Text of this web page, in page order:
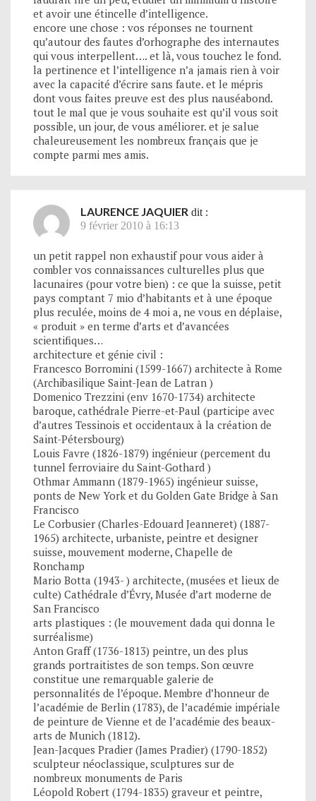
et avoir une étincelle d’intelligence.
encore une chose : vos réponses ne tournent
qu’autour des fautes d’orhographe des internautes
qui vous interpellent…. et là, vous touchez le fond.
la pertinence et l’intelligence n’a jamais rien à voir
avec la capacité d’écrire sans faute. et le mépris
dont vous faites preuve est des plus nauséabond.
tout le mal que je vous souhaite est qu’il vous soit
possible, un jour, de vous améliorer. et je salue
chaleureusement les nombreux français que je
compte parmi mes amis.
LAURENCE JAQUIER dit :
9 février 2010 à 16:13
un petit rappel non exhaustif pour vous aider à
combler vos connaissances culturelles plus que
lacunaires (pour votre bien) : ce que la suisse, petit
pays comptant 7 mio d’habitants et à une époque
plus reculée, moins de 4 moi a, ne vous en déplaise,
« produit » en terme d’arts et d’avancées
scientifiques…
architecture et génie civil :
Francesco Borromini (1599-1667) architecte à Rome
(Archibasilique Saint-Jean de Latran )
Domenico Trezzini (env 1670-1734) architecte
baroque, cathédrale Pierre-et-Paul (participe avec
d’autres Tessinois et occidentaux à la création de
Saint-Pétersbourg)
Louis Favre (1826-1879) ingénieur (percement du
tunnel ferroviaire du Saint-Gothard )
Othmar Ammann (1879-1965) ingénieur suisse,
ponts de New York et du Golden Gate Bridge à San
Francisco
Le Corbusier (Charles-Edouard Jeanneret) (1887-
1965) architecte, urbaniste, peintre et designer
suisse, mouvement moderne, Chapelle de
Ronchamp
Mario Botta (1943- ) architecte, (musées et lieux de
culte) Cathédrale d’Évry, Musée d’art moderne de
San Francisco
arts plastiques : (le mouvement dada qui donna le
surréalisme)
Anton Graff (1736-1813) peintre, un des plus
grands portraitistes de son temps. Son œuvre
constitue une remarquable galerie de
personnalités de l’époque. Membre d’honneur de
l’académie de Berlin (1783), de l’académie impériale
de peinture de Vienne et de l’académie des beaux-
arts de Munich (1812).
Jean-Jacques Pradier (James Pradier) (1790-1852)
sculpteur néoclassique, sculptures sur de
nombreux monuments de Paris
Léopold Robert (1794-1835) graveur et peintre,